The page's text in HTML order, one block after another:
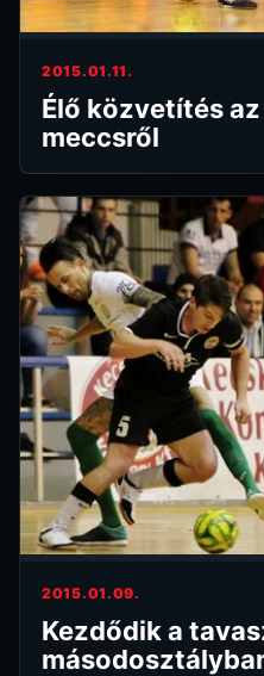
2015.01.11.
Élő közvetítés az
meccsről
2015.01.09.
Kezdődik a